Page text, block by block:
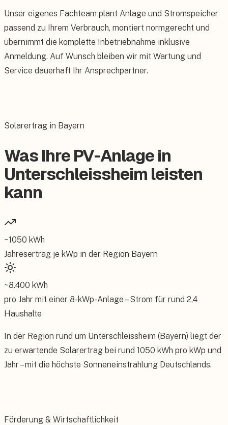
Unser eigenes Fachteam plant Anlage und Stromspeicher
passend zu Ihrem Verbrauch, montiert normgerecht und
übernimmt die komplette Inbetriebnahme inklusive
Anmeldung. Auf Wunsch bleiben wir mit Wartung und
Service dauerhaft Ihr Ansprechpartner.
Solarertrag in Bayern
Was Ihre PV-Anlage in
Unterschleissheim leisten
kann
~1050 kWh
Jahresertrag je kWp in der Region Bayern
~8.400 kWh
pro Jahr mit einer 8-kWp-Anlage – Strom für rund 2,4
Haushalte
In der Region rund um Unterschleissheim (Bayern) liegt der
zu erwartende Solarertrag bei rund 1050 kWh pro kWp und
Jahr – mit die höchste Sonneneinstrahlung Deutschlands.
Förderung & Wirtschaftlichkeit